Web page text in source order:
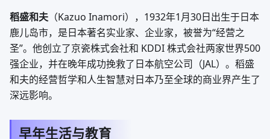
稻盛和夫 （Kazuo Inamori），1932年1月30日出生于日本
鹿儿岛市，是日本著名实业家、企业家，被誉为“经营之
圣”。他创立了京瓷株式会社和 KDDI 株式会社两家世界500
强企业，并在晚年成功挽救了日本航空公司（JAL）。稻盛
和夫的经营哲学和人生智慧对日本乃至全球的商业界产生了
深远影响。
早年生活与教育